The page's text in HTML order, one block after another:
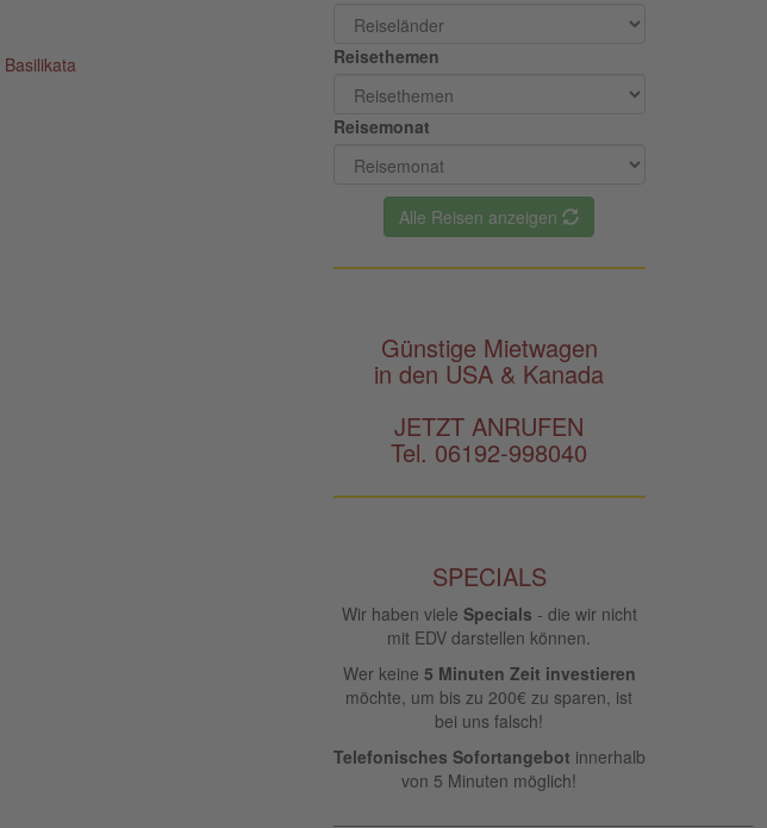
Basilikata
Reisethemen
Reisemonat
Alle Reisen anzeigen
Günstige Mietwagen
in den USA & Kanada
JETZT ANRUFEN
Tel. 06192-998040
SPECIALS
Wir haben viele Specials - die wir nicht
mit EDV darstellen können.
Wer keine 5 Minuten Zeit investieren
möchte, um bis zu 200€ zu sparen, ist
bei uns falsch!
Telefonisches Sofortangebot innerhalb
von 5 Minuten möglich!